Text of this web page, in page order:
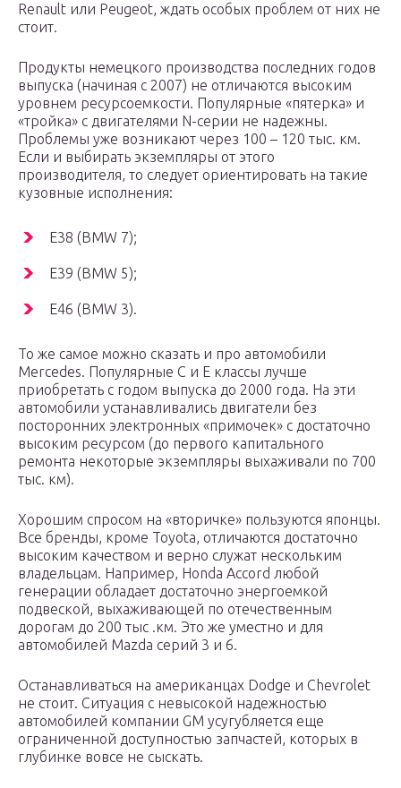
Renault или Peugeot, ждать особых проблем от них не
стоит.
Продукты немецкого производства последних годов
выпуска (начиная с 2007) не отличаются высоким
уровнем ресурсоемкости. Популярные «пятерка» и
«тройка» с двигателями N-серии не надежны.
Проблемы уже возникают через 100 – 120 тыс. км.
Если и выбирать экземпляры от этого
производителя, то следует ориентировать на такие
кузовные исполнения:
E38 (BMW 7);
E39 (BMW 5);
E46 (BMW 3).
То же самое можно сказать и про автомобили
Mercedes. Популярные С и E классы лучше
приобретать с годом выпуска до 2000 года. На эти
автомобили устанавливались двигатели без
посторонних электронных «примочек» с достаточно
высоким ресурсом (до первого капитального
ремонта некоторые экземпляры выхаживали по 700
тыс. км).
Хорошим спросом на «вторичке» пользуются японцы.
Все бренды, кроме Toyota, отличаются достаточно
высоким качеством и верно служат нескольким
владельцам. Например, Honda Accord любой
генерации обладает достаточно энергоемкой
подвеской, выхаживающей по отечественным
дорогам до 200 тыс .км. Это же уместно и для
автомобилей Mazda серий 3 и 6.
Останавливаться на американцах Dodge и Сhevrolet
не стоит. Ситуация с невысокой надежностью
автомобилей компании GM усугубляется еще
ограниченной доступностью запчастей, которых в
глубинке вовсе не сыскать.